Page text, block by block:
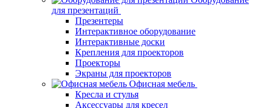
для презентаций
Презентеры
Интерактивное оборудование
Интерактивные доски
Крепления для проекторов
Проекторы
Экраны для проекторов
Офисная мебель
Кресла и стулья
Аксессуары для кресел